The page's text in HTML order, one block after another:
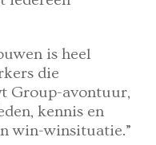
is heel
die
Group-avontuur,
kennis en
win-winsituatie.”